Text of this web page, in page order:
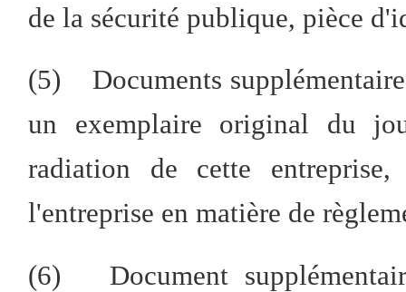
de la sécurité publique, pièce
(5) Documents
un exemplaire original du
radiation de cette
l'entreprise en matière de
(6)
Document